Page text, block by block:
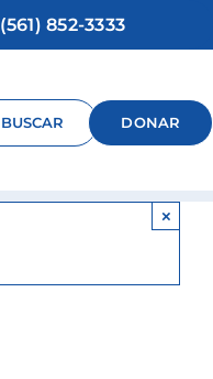
(561) 852-3333
BUSCAR DONAR
×